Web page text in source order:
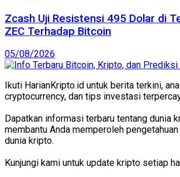
Zcash Uji Resistensi 495 Dolar di
ZEC Terhadap Bitcoin
05/08/2026
Ikuti HarianKripto.id untuk berita terkini,
cryptocurrency, dan tips investasi
Dapatkan informasi terbaru tentang dunia
membantu Anda memperoleh
dunia kripto.
Kunjungi kami untuk update kripto setiap